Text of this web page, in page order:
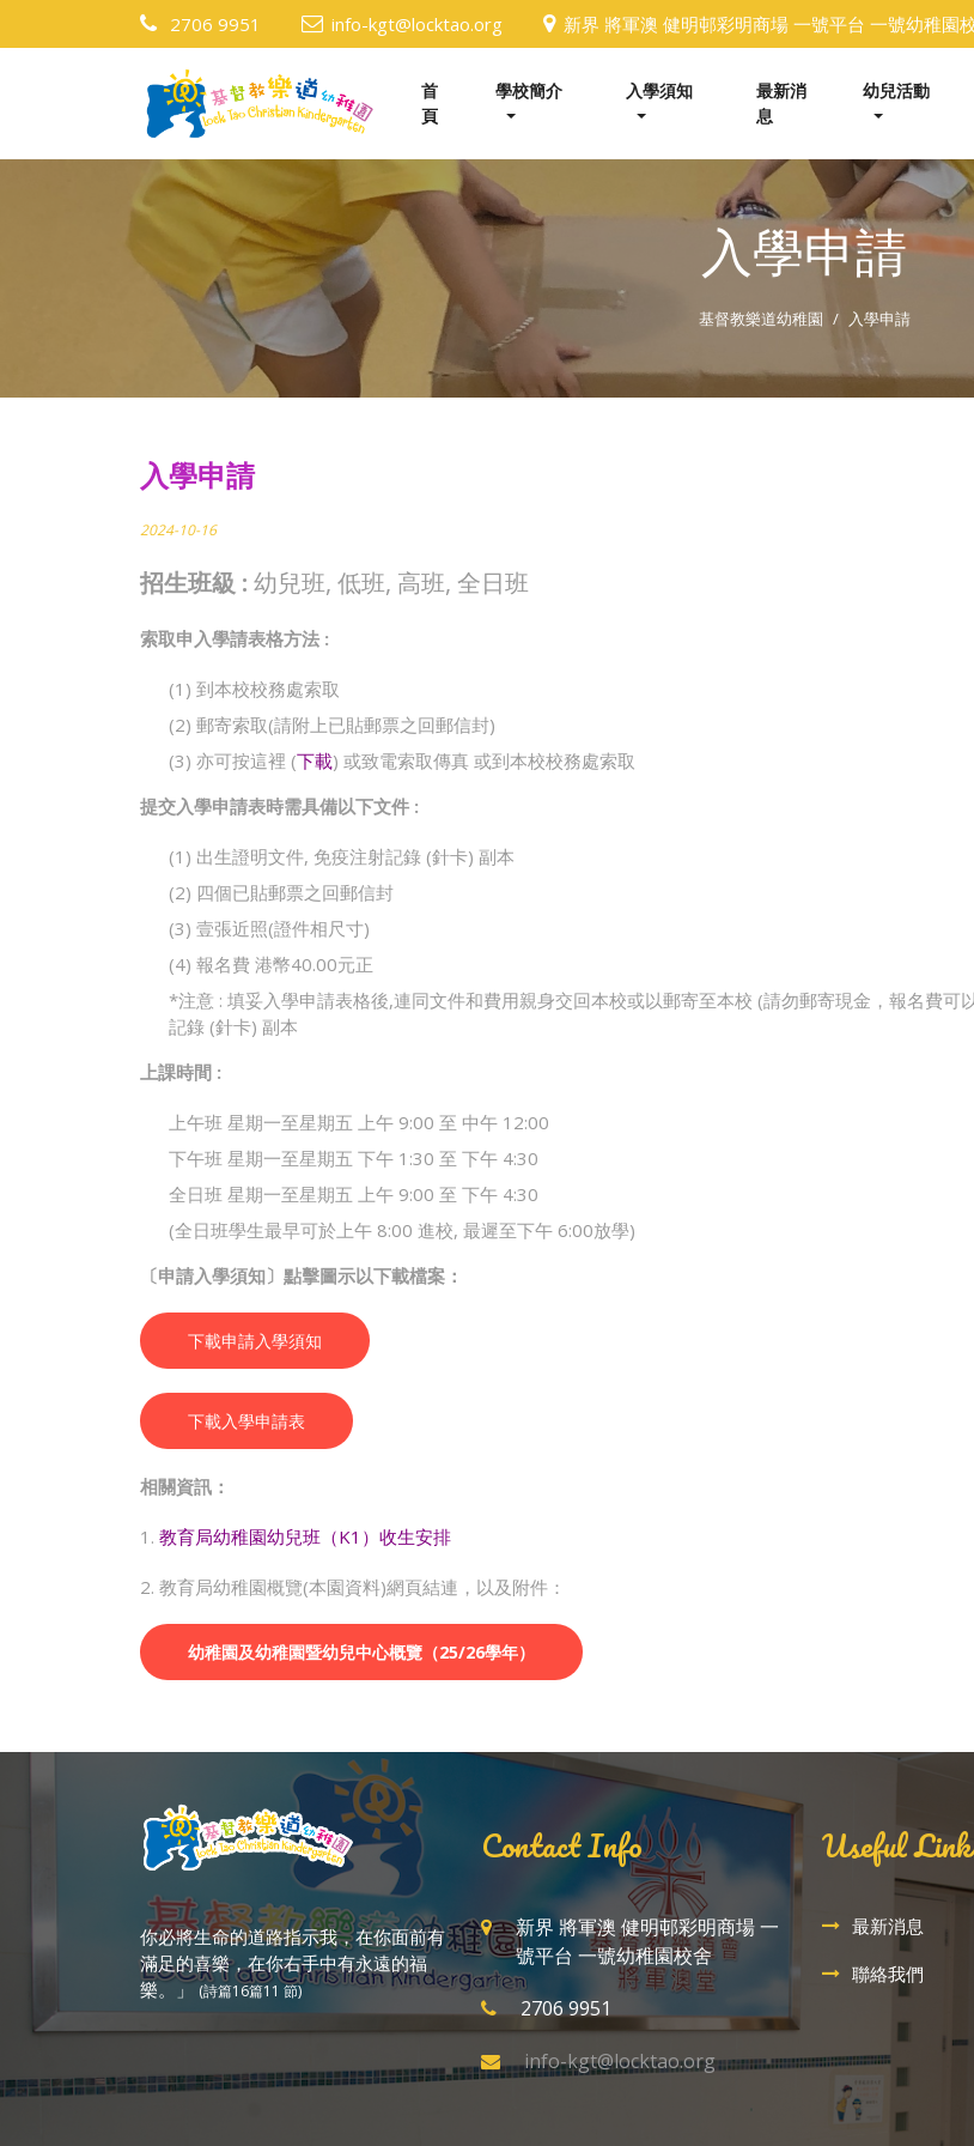
2706 9951 info-kgt@locktao.org 新界 將軍澳 健明邨彩明商場 一號平台 一號幼稚園
首
頁
學校簡介 入學須知
最新消
息
幼兒活動
入學申請
基督教樂道幼稚園 入學申請
入學申請
2024-10-16
招生班級 : 幼兒班, 低班, 高班, 全日班
索取申入學請表格方法 :
(1) 到本校校務處索取
(2) 郵寄索取(請附上已貼郵票之回郵信封)
(3) 亦可按這裡 (下載) 或致電索取傳真 或到本校校務處索取
提交入學申請表時需具備以下文件 :
(1) 出生證明文件, 免疫注射記錄 (針卡) 副本
(2) 四個已貼郵票之回郵信封
(3) 壹張近照(證件相尺寸)
(4) 報名費 港幣40.00元正
*注意 : 填妥入學申請表格後,連同文件和費用親身交回本校或以郵寄至本校 (請勿郵寄現金，報名費可
記錄 (針卡) 副本
上課時間 :
上午班 星期一至星期五 上午 9:00 至 中午 12:00
下午班 星期一至星期五 下午 1:30 至 下午 4:30
全日班 星期一至星期五 上午 9:00 至 下午 4:30
(全日班學生最早可於上午 8:00 進校, 最遲至下午 6:00放學)
〔申請入學須知〕點擊圖示以下載檔案：
下載申請入學須知
下載入學申請表
相關資訊：
1. 教育局幼稚園幼兒班（K1）收生安排
2. 教育局幼稚園概覽(本園資料)網頁結連，以及附件：
幼稚園及幼稚園暨幼兒中心概覽（25/26學年）
你必將生命的道路指示我，在你面前有
滿足的喜樂，在你右手中有永遠的福
樂。」 (詩篇16篇11 節)
Contact Info
新界 將軍澳 健明邨彩明商場 一
號平台 一號幼稚園校舍
2706 9951
info-kgt@locktao.org
Useful
最新消息
聯絡我們